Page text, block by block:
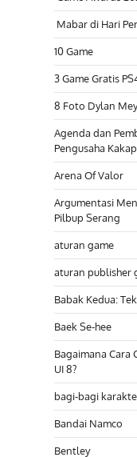
Mabar di Hari
10 Game
3 Game Gratis
8 Foto Dylan
Agenda dan
Pengusaha Kakap
Arena Of Valor
Argumentasi
Pilbup Serang
aturan game
aturan publisher
Babak Kedua:
Baek Se-hee
Bagaimana Cara
UI 8?
bagi-bagi
Bandai Namco
Bentley